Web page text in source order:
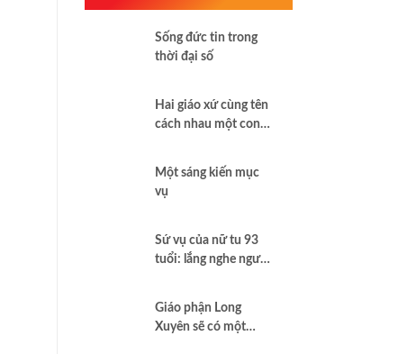
Sống đức tin trong
thời đại số
Hai giáo xứ cùng tên
cách nhau một con
Một sáng kiến mục
vụ
Sứ vụ của nữ tu 93
tuổi: lắng nghe người
Giáo phận Long
Xuyên sẽ có một